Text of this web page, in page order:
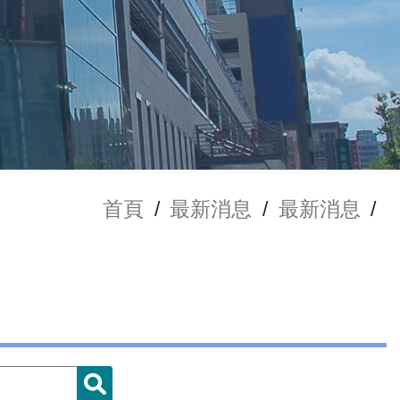
首頁 / 最新消息 / 最新消息 /